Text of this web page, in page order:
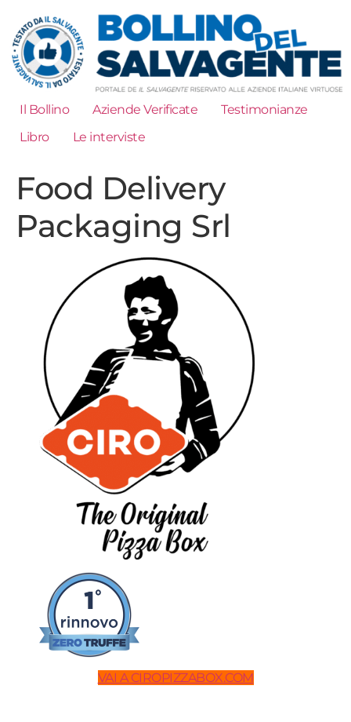
Il Bollino Aziende Verificate
Testimonianze
Libro
Le interviste
Food Delivery
Packaging Srl
VAI A CIROPIZZABOX.COM